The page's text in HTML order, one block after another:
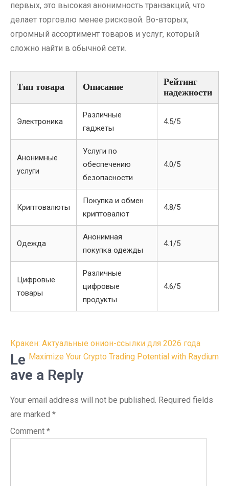
первых, это высокая анонимность транзакций, что
делает торговлю менее рисковой. Во-вторых,
огромный ассортимент товаров и услуг, который
сложно найти в обычной сети.
Тип товара Описание
Рейтинг
надежности
Электроника
Различные
гаджеты
4.5/5
Анонимные
услуги
Услуги по
обеспечению
безопасности
4.0/5
Криптовалюты
Покупка и обмен
криптовалют
4.8/5
Одежда
Анонимная
покупка одежды
4.1/5
Цифровые
товары
Различные
цифровые
продукты
4.6/5
Post
navigation
Кракен: Актуальные онион-ссылки для 2026 года
Maximize Your Crypto Trading Potential with Raydium
Le
ave a Reply
Your email address will not be published. Required fields
are marked *
Comment *